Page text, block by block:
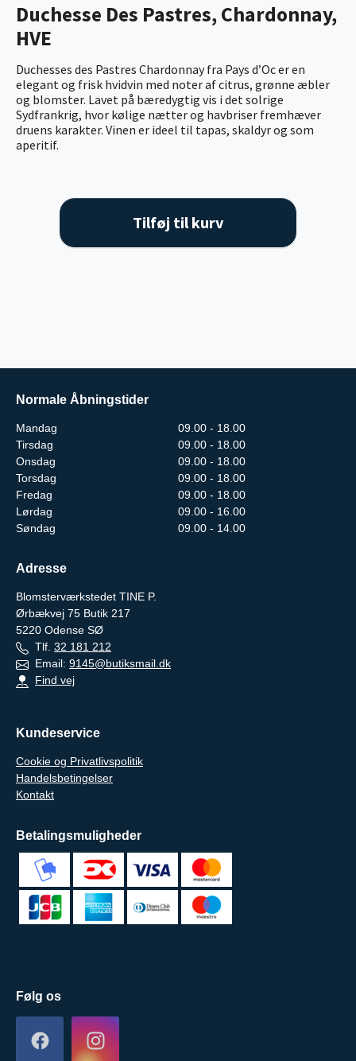
Duchesse Des Pastres, Chardonnay,
HVE
Duchesses des Pastres Chardonnay fra Pays d’Oc er en
elegant og frisk hvidvin med noter af citrus, grønne æbler
og blomster. Lavet på bæredygtig vis i det solrige
Sydfrankrig, hvor kølige nætter og havbriser fremhæver
druens karakter. Vinen er ideel til tapas, skaldyr og som
aperitif.
Tilføj til kurv
Normale Åbningstider
Mandag
09.00 - 18.00
Tirsdag
09.00 - 18.00
Onsdag
09.00 - 18.00
Torsdag
09.00 - 18.00
Fredag
09.00 - 18.00
Lørdag
09.00 - 16.00
Søndag
09.00 - 14.00
Adresse
Blomsterværkstedet TINE P.
Ørbækvej 75 Butik 217
5220 Odense SØ
Tlf. 32 181 212
Email: 9145@butiksmail.dk
Find vej
Kundeservice
Cookie og Privatlivspolitik
Handelsbetingelser
Kontakt
Betalingsmuligheder
Følg os